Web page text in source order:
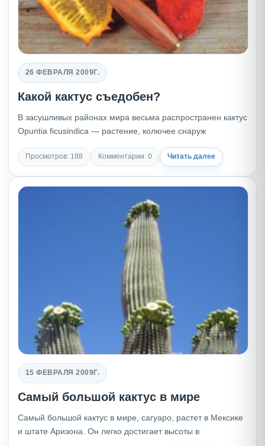
26 ФЕВРАЛЯ 2009Г.
Какой кактус съедобен?
В засушливых районах мира весьма распространен кактус
Opuntia ficusindica — растение, колючее снаруж
Просмотров: 188 Комментарии: 0 Читать далее
15 ФЕВРАЛЯ 2009Г.
Самый большой кактус в мире
Самый большой кактус в мире, сагуаро, растет в Мексике
и штате Аризона. Он легко достигает высоты в